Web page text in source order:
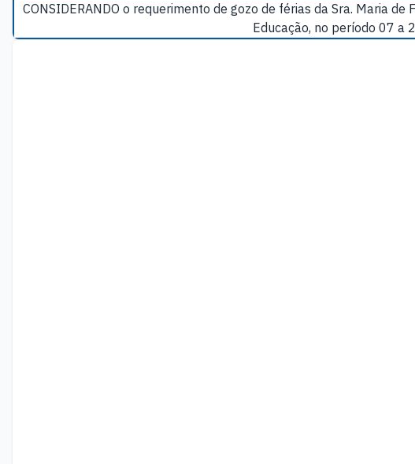
CONSIDERANDO o requerimento de gozo de férias da Sra. Maria
Educação, no período 07